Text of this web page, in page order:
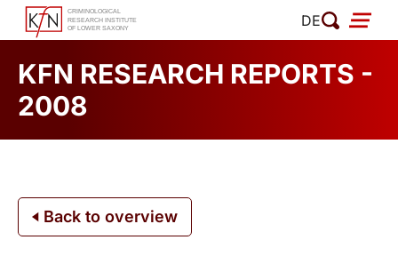
Skip
DE
KFN RESEARCH REPORTS -
2008
Back to overview